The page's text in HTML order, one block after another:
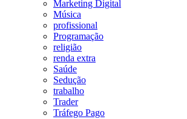
Marketing Digital
Música
profissional
Programação
religião
renda extra
Saúde
Sedução
trabalho
Trader
Tráfego Pago